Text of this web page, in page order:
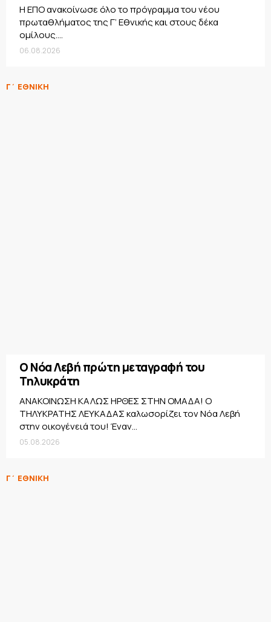
Η ΕΠΟ ανακοίνωσε όλο το πρόγραμμα του νέου
πρωταθλήματος της Γ’ Εθνικής και στους δέκα
ομίλους....
06.08.2026
Γ΄ ΕΘΝΙΚΗ
Ο Νόα Λεβή πρώτη μεταγραφή του
Τηλυκράτη
ΑΝΑΚΟΙΝΩΣΗ ΚΑΛΩΣ ΗΡΘΕΣ ΣΤΗΝ ΟΜΑΔΑ! Ο
ΤΗΛΥΚΡΑΤΗΣ ΛΕΥΚΑΔΑΣ καλωσορίζει τον Νόα Λεβή
στην οικογένειά του! Έναν...
05.08.2026
Γ΄ ΕΘΝΙΚΗ